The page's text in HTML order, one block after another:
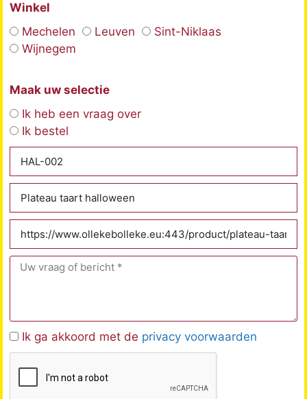
Winkel
Mechelen
Leuven
Sint-Niklaas
Wijnegem
Maak uw selectie
Ik heb een vraag over
Ik bestel
Ik ga akkoord met de privacy voorwaarden